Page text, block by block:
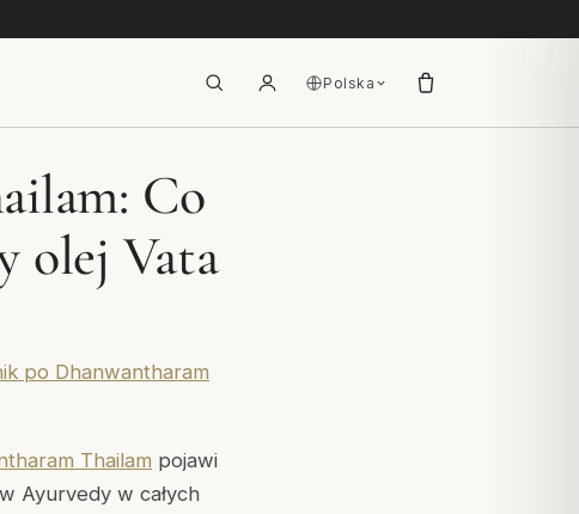
Polska
Co
olej Vata
po Dhanwantharam
Thailam pojawi
Ayurvedy w całych